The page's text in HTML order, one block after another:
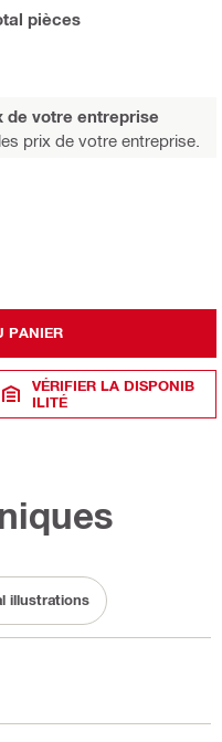
pièces
de votre entreprise
prix de votre entreprise.
PANIER
VÉRIFIER LA DISPONIB
ILITÉ
illustrations